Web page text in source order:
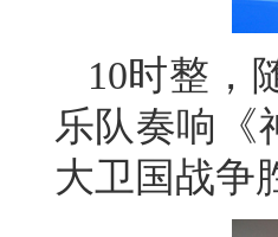
10时整，
乐队奏响《
大卫国战争